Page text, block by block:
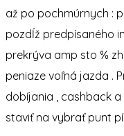
až po pochmúrnych :
pozdĺž predpísaného
prekrýva amp sto %
peniaze voľná jazda .
dobíjania , cashback
staviť na vybrať punt